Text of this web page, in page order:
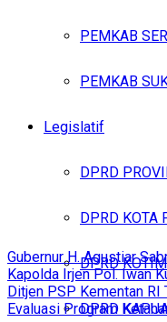
PEMKAB
PEMKAB
Legislatif
DPRD
DPRD KOTA
DPRD KOTIM
DPRD
Gubernur H. Agustiar
Kapolda Irjen Pol. Iwan
Ditjen PSP Kementan RI
Evaluasi Program